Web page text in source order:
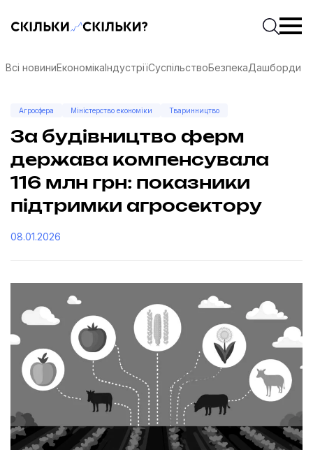
Скільки-скільки? — Медіа про суспільні даніПочати
Всі новиниЕкономікаІндустріїСуспільствоБезпекаДашборди
Агросфера Міністерство економіки Тваринництво
За будівництво ферм
держава компенсувала
116 млн грн: показники
підтримки агросектору
08.01.2026